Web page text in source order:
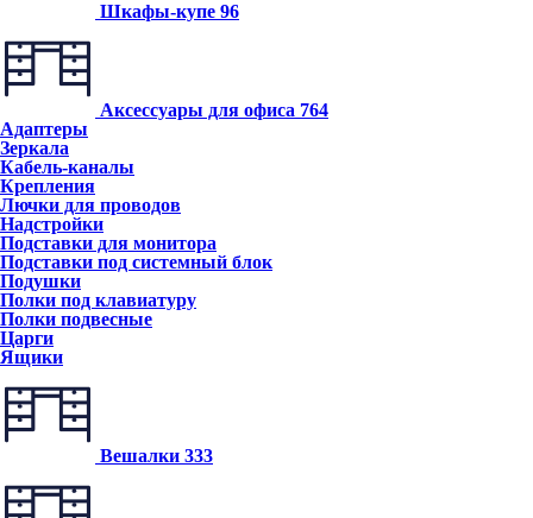
Шкафы-купе 96
Аксессуары для офиса 764
Адаптеры
Зеркала
Кабель-каналы
Крепления
Лючки для проводов
Надстройки
Подставки для монитора
Подставки под системный блок
Подушки
Полки под клавиатуру
Полки подвесные
Царги
Ящики
Вешалки 333